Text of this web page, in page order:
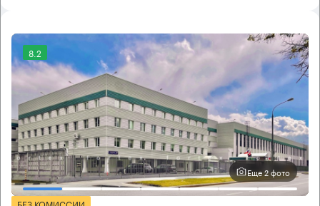
8.2
Еще 2 фото